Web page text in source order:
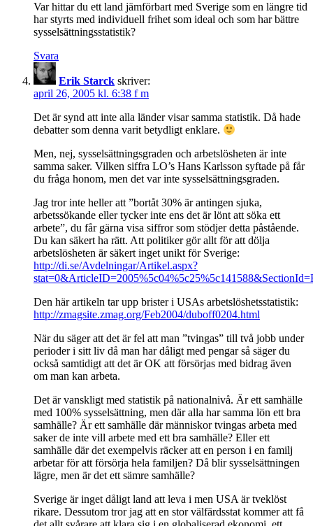
Var hittar du ett land jämförbart med Sverige som en längre tid
har styrts med individuell frihet som ideal och som har bättre
sysselsättningsstatistik?
Svara
Erik Starck skriver:
april 26, 2005 kl. 6:38 f m
Det är synd att inte alla länder visar samma statistik. Då hade
debatter som denna varit betydligt enklare.
Men, nej, sysselsättningsgraden och arbetslösheten är inte
samma saker. Vilken siffra LO’s Hans Karlsson syftade på får
du fråga honom, men det var inte sysselsättningsgraden.
Jag tror inte heller att ”bortåt 30% är antingen sjuka,
arbetssökande eller tycker inte ens det är lönt att söka ett
arbete”, du får gärna visa siffror som stödjer detta påstående.
Du kan säkert ha rätt. Att politiker gör allt för att dölja
arbetslösheten är säkert inget unikt för Sverige:
http://di.se/Avdelningar/Artikel.aspx?
Den här artikeln tar upp brister i USAs arbetslöshetsstatistik:
http://zmagsite.zmag.org/Feb2004/duboff0204.html
När du säger att det är fel att man ”tvingas” till två jobb under
perioder i sitt liv då man har dåligt med pengar så säger du
också samtidigt att det är OK att försörjas med bidrag även
om man kan arbeta.
Det är vanskligt med statistik på nationalnivå. Är ett samhälle
med 100% sysselsättning, men där alla har samma lön ett bra
samhälle? Är ett samhälle där människor tvingas arbeta med
saker de inte vill arbete med ett bra samhälle? Eller ett
samhälle där det exempelvis räcker att en person i en familj
arbetar för att försörja hela familjen? Då blir sysselsättningen
lägre, men är det ett sämre samhälle?
Sverige är inget dåligt land att leva i men USA är tveklöst
rikare. Dessutom tror jag att en stor välfärdsstat kommer att få